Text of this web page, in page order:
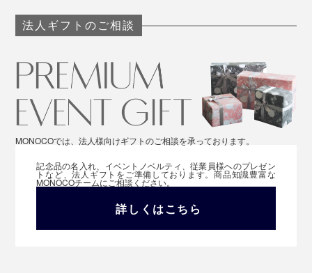
法人ギフトのご相談
MONOCOでは、法人様向けギフトのご相談を承っております。
記念品の名入れ、イベントノベルティ、従業員様へのプレゼン
トなど、法人ギフトをご準備しております。商品知識豊富な
MONOCOチームにご相談ください。
詳しくはこちら